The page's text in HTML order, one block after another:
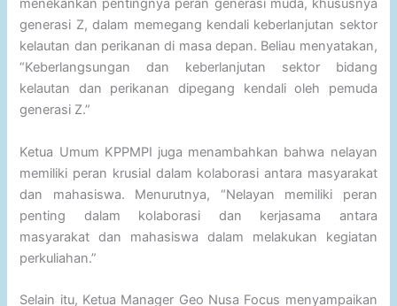
menekankan pentingnya peran generasi muda, khususnya
generasi Z, dalam memegang kendali keberlanjutan sektor
kelautan dan perikanan di masa depan. Beliau menyatakan,
“Keberlangsungan dan keberlanjutan sektor bidang
kelautan dan perikanan dipegang kendali oleh pemuda
generasi Z.”
Ketua Umum KPPMPI juga menambahkan bahwa nelayan
memiliki peran krusial dalam kolaborasi antara masyarakat
dan mahasiswa. Menurutnya, “Nelayan memiliki peran
penting dalam kolaborasi dan kerjasama antara
masyarakat dan mahasiswa dalam melakukan kegiatan
perkuliahan.”
Selain itu, Ketua Manager Geo Nusa Focus menyampaikan